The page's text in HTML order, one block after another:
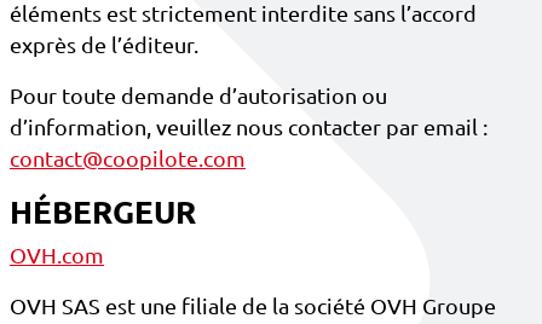
éléments est strictement interdite sans l’accord
exprès de l’éditeur.
Pour toute demande d’autorisation ou
d’information, veuillez nous contacter par email :
contact@coopilote.com
HÉBERGEUR
OVH.com
OVH SAS est une filiale de la société OVH Groupe